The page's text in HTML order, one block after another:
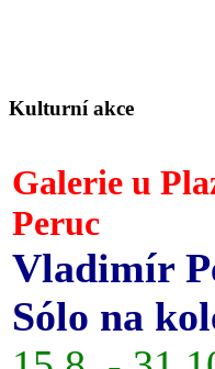
Kulturní akce
Galerie u
Peruc
Vladimír
Sólo na